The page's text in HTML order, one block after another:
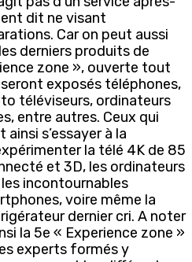
dit ne visant
Car on peut aussi
derniers produits de
zone », ouverte tout
seront exposés téléphones,
téléviseurs, ordinateurs
entre autres. Ceux qui
s’essayer à la
la télé 4K de 85
et 3D, les ordinateurs
incontournables
voire même la
dernier cri. A noter
la 5e « Experience zone »
experts formés y